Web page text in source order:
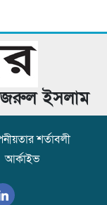
ইসলাম
শর্তাবলী
আর্কাইভ